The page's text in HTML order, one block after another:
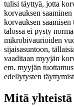
tulisi täyttyä, jotta
korvauksen
korvauksen saamisen
talossa ei pysty
mikrobivaurioiden
sijaisasuntoon,
vaaditaan myyjän
em. myyjän
edellytysten
Mitä yhteistä